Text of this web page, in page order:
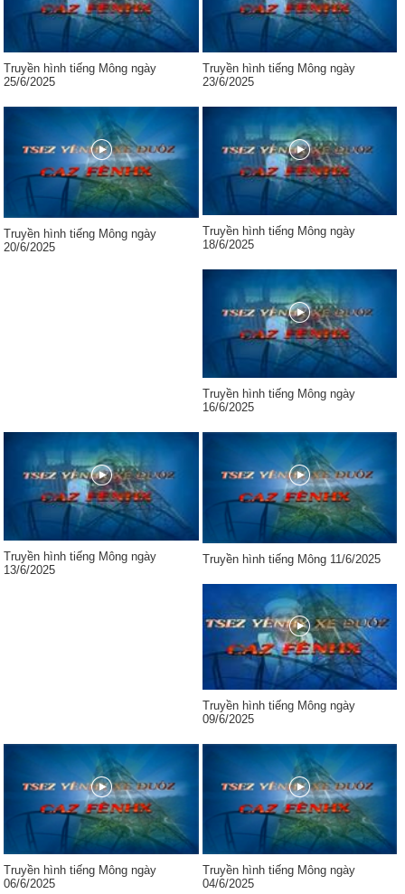
Truyền hình tiếng Mông ngày
25/6/2025
Truyền hình tiếng Mông ngày
23/6/2025
Truyền hình tiếng Mông ngày
20/6/2025
Truyền hình tiếng Mông ngày
18/6/2025
Truyền hình tiếng Mông ngày
16/6/2025
Truyền hình tiếng Mông ngày
13/6/2025
Truyền hình tiếng Mông 11/6/2025
Truyền hình tiếng Mông ngày
09/6/2025
Truyền hình tiếng Mông ngày
06/6/2025
Truyền hình tiếng Mông ngày
04/6/2025